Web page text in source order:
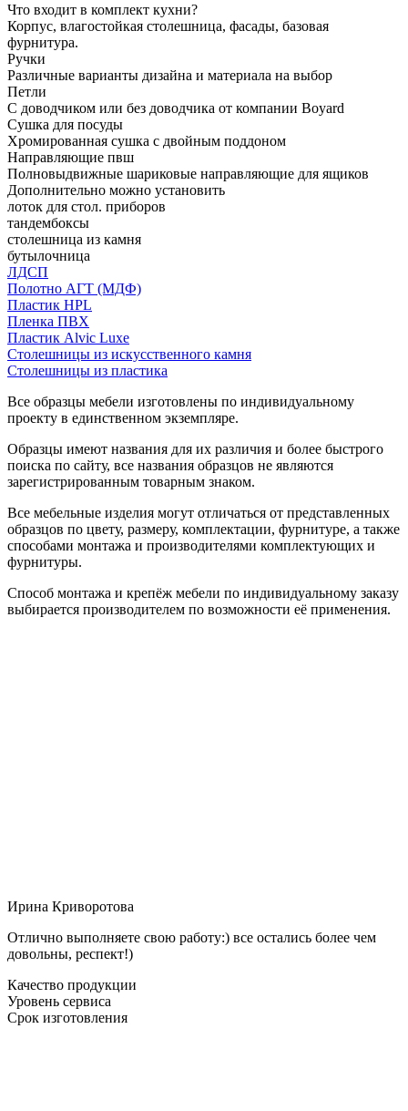
Что входит в комплект кухни?
Корпус, влагостойкая столешница, фасады, базовая
фурнитура.
Ручки
Различные варианты дизайна и материала на выбор
Петли
С доводчиком или без доводчика от компании Boyard
Сушка для посуды
Хромированная сушка с двойным поддоном
Направляющие пвш
Полновыдвижные шариковые направляющие для ящиков
Дополнительно можно установить
лоток для стол. приборов
тандембоксы
столешница из камня
бутылочница
ЛДСП
Полотно АГТ (МДФ)
Пластик HPL
Пленка ПВХ
Пластик Alvic Luxe
Столешницы из искусственного камня
Столешницы из пластика
Все образцы мебели изготовлены по индивидуальному
проекту в единственном экземпляре.
Образцы имеют названия для их различия и более быстрого
поиска по сайту, все названия образцов не являются
зарегистрированным товарным знаком.
Все мебельные изделия могут отличаться от представленных
образцов по цвету, размеру, комплектации, фурнитуре, а также
способами монтажа и производителями комплектующих и
фурнитуры.
Способ монтажа и крепёж мебели по индивидуальному заказу
выбирается производителем по возможности её применения.
Ирина Криворотова
Отлично выполняете свою работу:) все остались более чем
довольны, респект!)
Качество продукции
Уровень сервиса
Срок изготовления